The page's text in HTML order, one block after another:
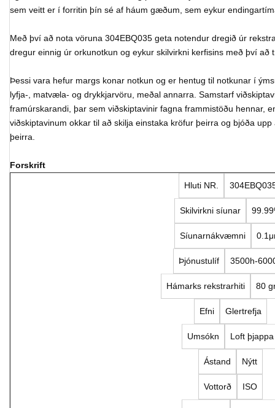
sem veitt er í forritin þín sé af háum gæðum, sem eykur
Með því að nota vöruna 304EBQ035 geta notendur dregið úr
dregur einnig úr orkunotkun og eykur skilvirkni kerfisins með því
Þessi vara hefur margs konar notkun og er hentug til notkunar í
lyfja-, matvæla- og drykkjarvöru, meðal annarra. Samstarf
framúrskarandi, þar sem viðskiptavinir fagna frammistöðu hennar,
viðskiptavinum okkar til að skilja einstaka kröfur þeirra og bjóða
þeirra.
Forskrift
Hluti NR.
Skilvirkni síunar
Síunarnákvæmni
Þjónustulíf 3500h-
Hámarks rekstrarhiti 80
Efni Glertrefja
Umsókn Loft þjappa
Ástand Nýtt
Vottorð ISO